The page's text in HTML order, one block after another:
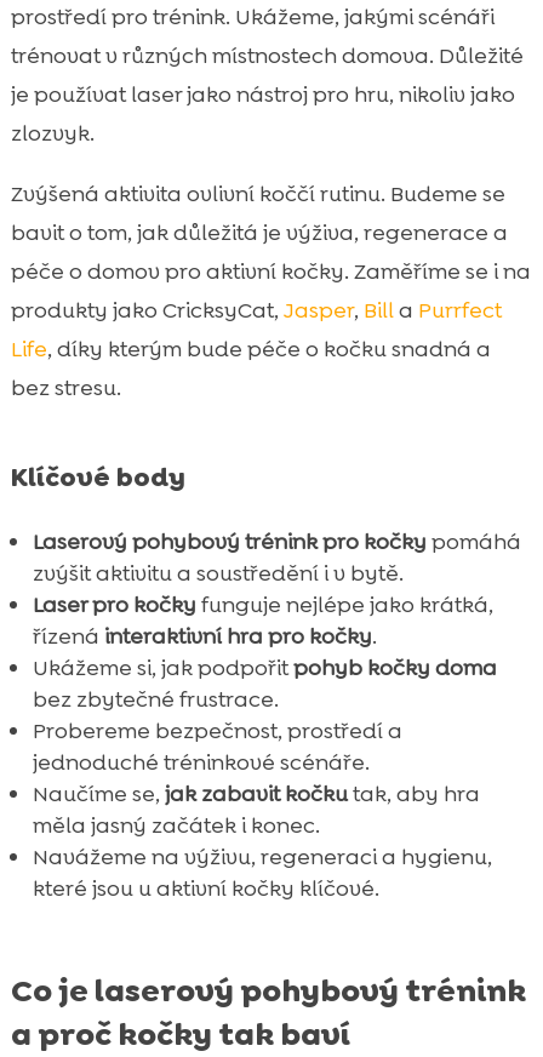
 Hygiena a domácí pohoda při aktivní
kočce
 Kdy laserový trénink raději omezit a co
konzultovat s veterinářem
 FAQ
prostředí pro trénink. Ukážeme, jakými scénáři
trénovat v různých místnostech domova. Důležité
je používat laser jako nástroj pro hru, nikoliv jako
zlozvyk.
Zvýšená aktivita ovlivní koččí rutinu. Budeme se
bavit o tom, jak důležitá je výživa, regenerace a
péče o domov pro aktivní kočky. Zaměříme se i na
produkty jako CricksyCat, Jasper, Billa Purrfect
Life, díky kterým bude péče o kočku snadná a
bez stresu.
Klíčové body
Laserový pohybový trénink pro kočky pomáhá
zvýšit aktivitu a soustředění i v bytě.
Laser pro kočky funguje nejlépe jako krátká,
řízená interaktivní hra pro kočky.
Ukážeme si, jak podpořitpohyb kočky doma
bez zbytečné frustrace.
Probereme bezpečnost, prostředí a
jednoduché tréninkové scénáře.
Naučíme se, jak zabavit kočkutak, aby hra
měla jasný začátek i konec.
Navážeme na výživu, regeneraci a hygienu,
které jsou u aktivní kočky klíčové.
Co je laserový pohybový trénink
a proč kočky tak baví